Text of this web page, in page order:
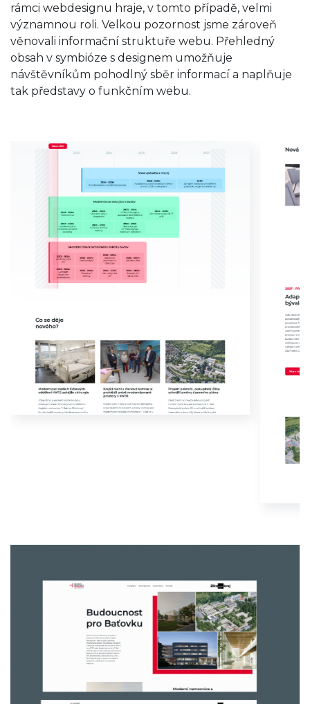
rámci webdesignu hraje, v tomto případě, velmi
významnou roli. Velkou pozornost jsme zároveň
věnovali informační struktuře webu. Přehledný
obsah v symbióze s designem umožňuje
návštěvníkům pohodlný sběr informací a naplňuje
tak představy o funkčním webu.